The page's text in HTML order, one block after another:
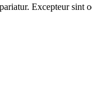
Excepteur